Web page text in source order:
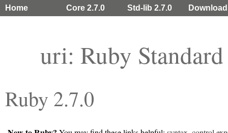
Home Core 2.7.0 Std-lib 2.7.0
uri: Ruby
Ruby 2.7.0